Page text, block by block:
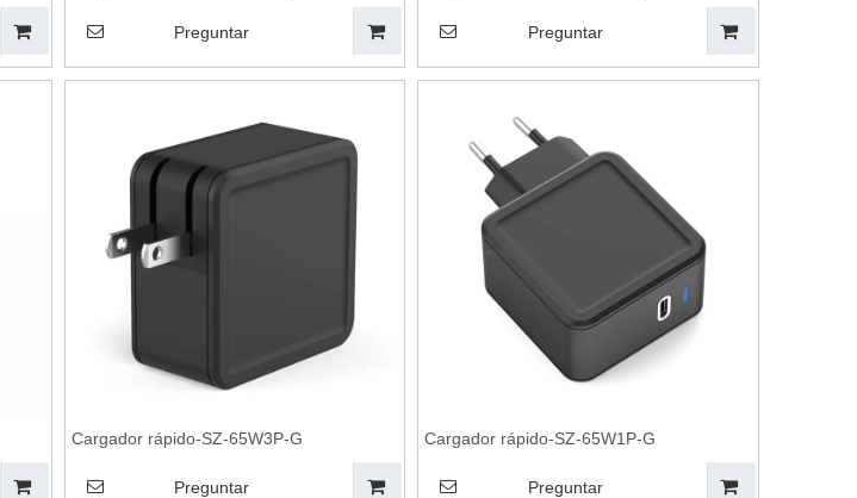
Preguntar Preguntar
Cargador rápido-SZ-65W3P-G
Preguntar
Cargador rápido-SZ-65W1P-G
Preguntar